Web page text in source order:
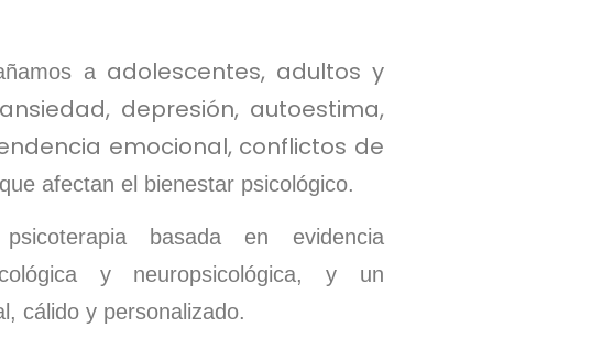
a adolescentes, adultos y
ansiedad, depresión, autoestima,
emocional, conflictos de
afectan el bienestar psicológico.
basada en evidencia
y neuropsicológica, y un
cálido y personalizado.